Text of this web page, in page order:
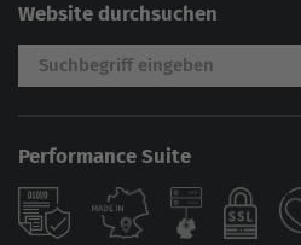
Website durchsuchen
Performance Suite